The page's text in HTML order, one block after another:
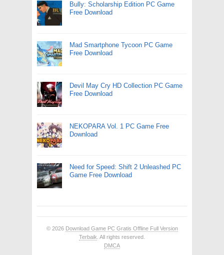
Bully: Scholarship Edition PC Game
Free Download
Mad Smartphone Tycoon PC Game
Free Download
Devil May Cry HD Collection PC Game
Free Download
NEKOPARA Vol. 1 PC Game Free
Download
Need for Speed: Shift 2 Unleashed PC
Game Free Download
© 2026 Download Game PC Gratis Offline Full Version
Terbaik . All rights reserved.
DMCA